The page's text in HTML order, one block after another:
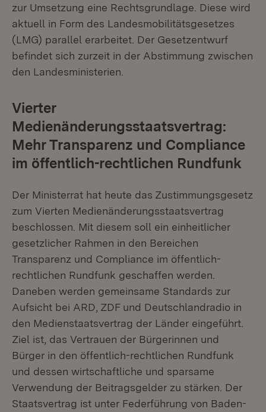
zur Umsetzung eine Rechtsgrundlage. Diese wird
aktuell in Form des Landesmobilitätsgesetzes
(LMG) parallel erarbeitet. Der Gesetzentwurf
befindet sich zurzeit in der Abstimmung zwischen
den Landesministerien.
Vierter
Medienänderungsstaatsvertrag:
Mehr Transparenz und Compliance
im öffentlich-rechtlichen Rundfunk
Der Ministerrat hat heute das Zustimmungsgesetz
zum Vierten Medienänderungsstaatsvertrag
beschlossen. Mit diesem soll ein einheitlicher
gesetzlicher Rahmen in den Bereichen
Transparenz und Compliance im öffentlich-
rechtlichen Rundfunk geschaffen werden.
Daneben werden gemeinsame Standards zur
Aufsicht bei ARD, ZDF und Deutschlandradio in
den Medienstaatsvertrag der Länder eingeführt.
Ziel ist, das Vertrauen der Bürgerinnen und
Bürger in den öffentlich-rechtlichen Rundfunk
und dessen wirtschaftliche und sparsame
Verwendung der Beitragsgelder zu stärken. Der
Staatsvertrag ist unter Federführung von Baden-